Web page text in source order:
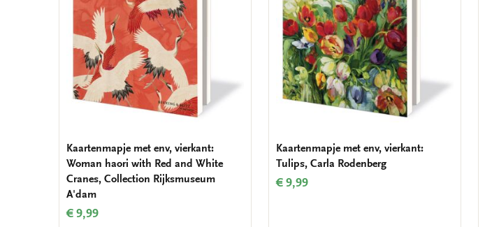
Kaartenmapje met env, vierkant:
Woman haori with Red and White
Cranes, Collection Rijksmuseum
A'dam
€ 9,99
Kaartenmapje met env, vierkant:
Tulips, Carla Rodenberg
€ 9,99